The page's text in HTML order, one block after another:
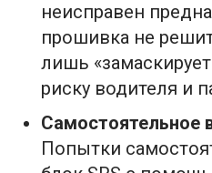
неисправен
прошивка не
лишь
риску водителя и
Самостоятельное
Попытки